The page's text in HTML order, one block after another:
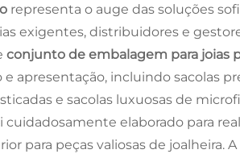
representa o auge das soluções
exigentes, distribuidores e
conjunto de embalagem para joias
apresentação, incluindo sacolas
e sacolas luxuosas de
cuidadosamente elaborado para
para peças valiosas de joalheira.